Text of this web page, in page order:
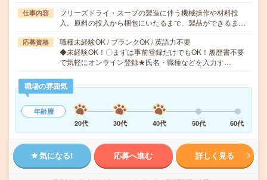
仕事内容
フリーズドライ・スープの製造に伴う機械操作や材料投
入。原料の投入から梱包にいたるまで、製品ができるま…
応募資格
職種未経験OK / ブランクOK / 英語力不要
◆未経験OK！〇まずは事前登録だけでもOK！履歴書不要
で気軽にオンライン登録★氏名・職種などを入力す…
職場の雰囲気
年齢層
20代
30代 40代 50代 60代
気になる! 応募へ進む 詳しく見る